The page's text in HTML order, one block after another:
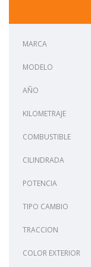
MARCA
MODELO
AÑO
KILOMETRAJE
COMBUSTIBLE
CILINDRADA
POTENCIA
TIPO CAMBIO
TRACCION
COLOR EXTERIOR